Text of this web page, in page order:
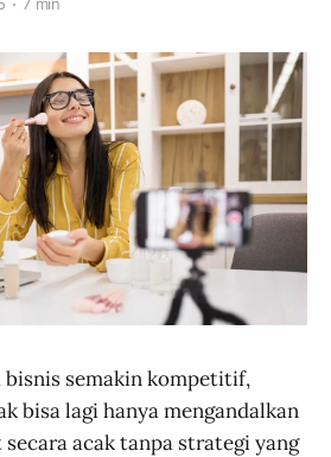
7 min
bisnis semakin kompetitif,
bisa lagi hanya mengandalkan
acak tanpa strategi yang